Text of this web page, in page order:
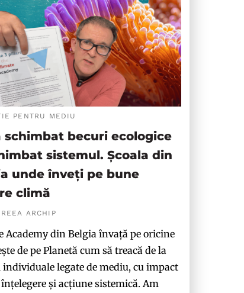
PENTRU MEDIU
schimbat becuri ecologice
sistemul. Școala din
unde înveți pe bune
climă
ARCHIP
Academy din Belgia învață pe oricine
de pe Planetă cum să treacă de la
legate de mediu, cu impact
și acțiune sistemică. Am